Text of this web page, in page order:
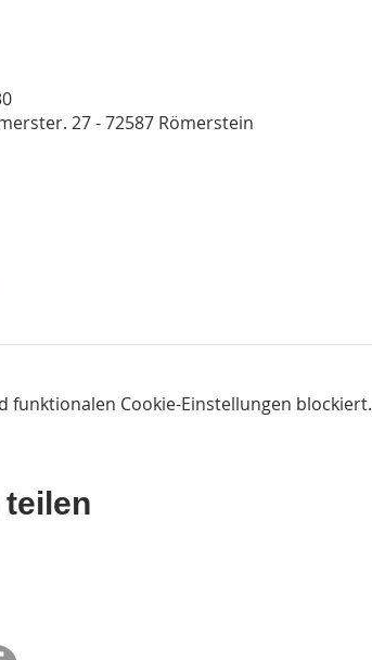
27 - 72587 Römerstein
funktionalen Cookie-Einstellungen blockiert.